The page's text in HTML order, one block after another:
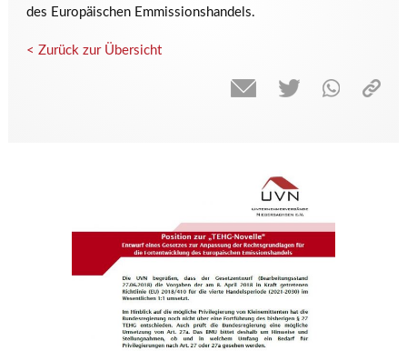
des Europäischen Emmissionshandels.
< Zurück zur Übersicht